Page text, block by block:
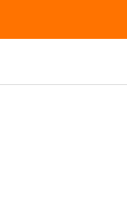
contenido